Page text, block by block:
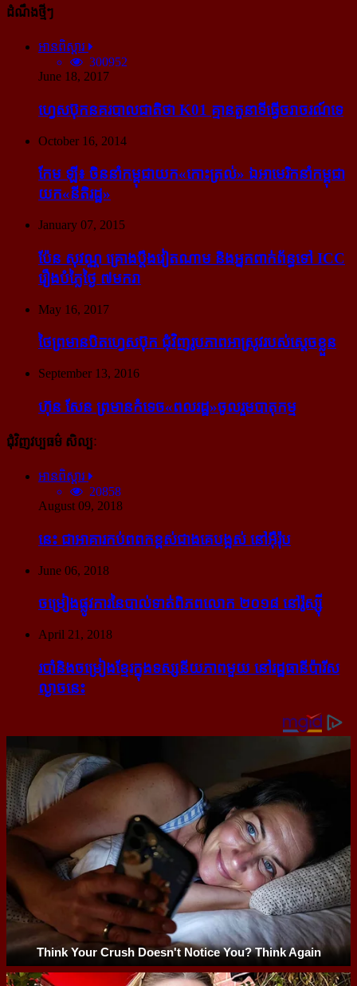
ដំណឹងថ្មីៗ
អានពិស្ដារ
300952
June 18, 2017
ហ្វេសប៊ុក​នគរបាល​ជាតិ​ថា K01 គ្មាន​តួនាទី​ធ្វើ​ចរាចរណ៍​ទេ
October 16, 2014
កែម ឡី៖ ចិន​នាំ​កម្ពុជា​យក​«កោះ​ត្រល់» ឯ​អាមេរិក​នាំ​កម្ពុជា​
យក​«នីតិរដ្ឋ»
January 07, 2015
ប៉ែន សុវណ្ណ គ្រោង​ប្តឹង​វៀតណាម និង​អ្នក​ពាក់​ព័ន្ធ​ទៅ ICC
រឿង​បំភ្លៃ​ថ្ងៃ ៧​មករា
May 16, 2017
ថៃ​ព្រមាន​បិត​ហ្វេសប៊ុក ជុំ​វិញ​រូបភាព​អាស្រូវ​របស់​ស្ដេច​ខ្លួន
September 13, 2016
ហ៊ុន សែន ព្រមាន​កំទេច​«ពលរដ្ឋ»​ចូលរួម​បាតុកម្ម
ជុំវិញវប្បធម៌ សិល្បៈ
អានពិស្ដារ
20858
August 09, 2018
នេះ ជា​អាគារ​កប់​ពពក​ខ្ពស់​ជាង​គេ​បង្អស់ នៅ​អ៊ឺរ៉ុប
June 06, 2018
ចម្រៀង​ផ្លូវការ​នៃ​បាល់ទាត់​ពិភពលោក ២០១៨ នៅ​រ៉ូស្ស៊ី
April 21, 2018
របាំ​និង​ចម្រៀង​ខ្មែរ​ក្នុង​ទស្សនីយភាព​មួយ នៅ​រដ្ឋធានី​ប៉ារីស​
ល្ងាច​នេះ